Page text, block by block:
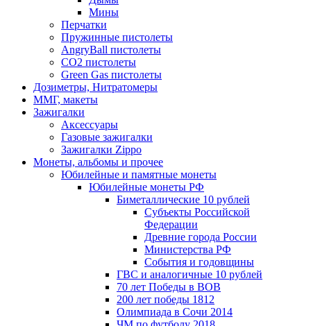
Мины
Перчатки
Пружинные пистолеты
AngryBall пистолеты
CO2 пистолеты
Green Gas пистолеты
Дозиметры, Нитратомеры
ММГ, макеты
Зажигалки
Аксессуары
Газовые зажигалки
Зажигалки Zippo
Монеты, альбомы и прочее
Юбилейные и памятные монеты
Юбилейные монеты РФ
Биметаллические 10 рублей
Субъекты Российской
Федерации
Древние города России
Министерства РФ
События и годовщины
ГВС и аналогичные 10 рублей
70 лет Победы в ВОВ
200 лет победы 1812
Олимпиада в Сочи 2014